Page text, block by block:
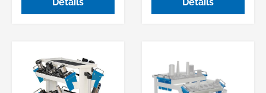
Haltegriffen geliefert.
Haltegriffen geliefert.